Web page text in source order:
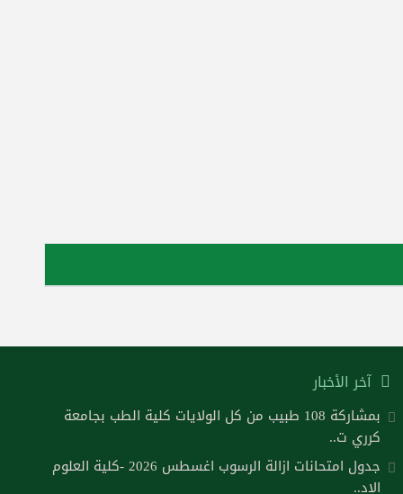
آخر الأخبار
بمشاركة 108 طبيب من كل الولايات كلية الطب بجامعة
كرري ت..
جدول امتحانات ازالة الرسوب اغسطس 2026 -كلية العلوم
الاد..